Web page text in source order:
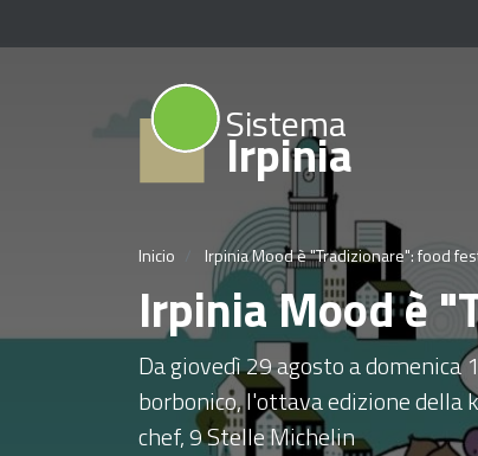
Sistema
Irpinia
Inicio Irpinia Mood è "Tradizionare": food
Irpinia Mood è
Da giovedì 29 agosto a
borbonico, l'ottava edizione della
chef, 9 Stelle Michelin